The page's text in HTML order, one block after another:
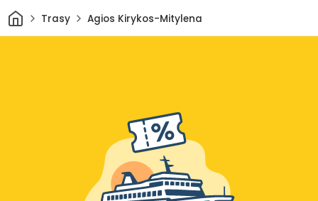
DomTrasy Agios Kirykos-Mitylena